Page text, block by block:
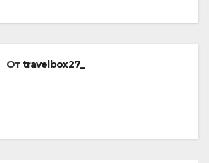
Отtravelbox27_